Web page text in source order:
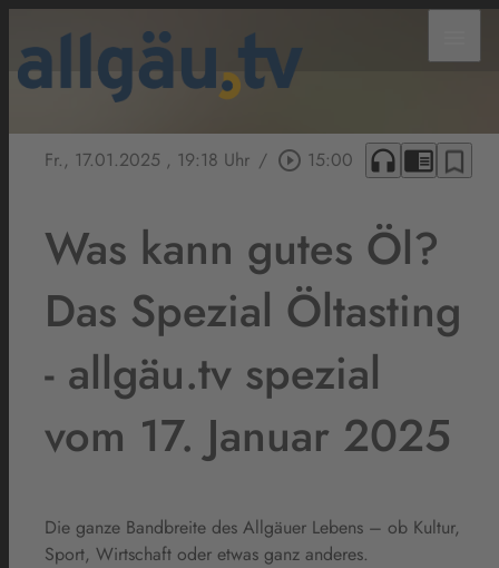
Fr., 17.01.2025 , 19:18 Uhr / play_circle_outline 15:00 headphones chrome_reader_mode bookmark_border
Was kann gutes Öl?
Das Spezial Öltasting
- allgäu.tv spezial
vom 17. Januar 2025
Die ganze Bandbreite des Allgäuer Lebens – ob Kultur,
Sport, Wirtschaft oder etwas ganz anderes.